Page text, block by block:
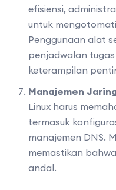
efisiensi,
untuk
Penggunaan alat
penjadwalan
keterampilan
Manajemen
Linux harus
termasuk
manajemen DNS.
memastikan
andal.